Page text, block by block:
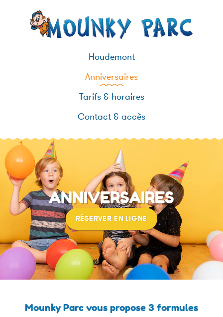
Houdemont
Anniversaires
Tarifs & horaires
Contact & accès
ANNIVERSAIRES
RÉSERVER EN LIGNE
Mounky Parc vous propose 3 formules